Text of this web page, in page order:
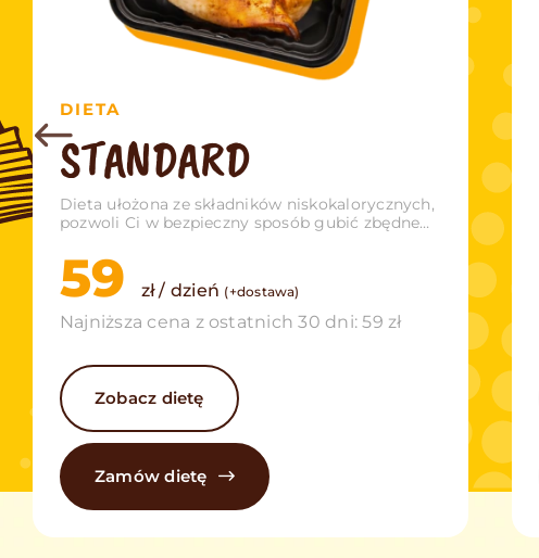
DIETA
STANDARD
Dieta ułożona ze składników niskokalorycznych,
pozwoli Ci w bezpieczny sposób gubić zbędne
59 zł / dzień (+dostawa)
Najniższa cena z ostatnich 30 dni: 59 zł
Zobacz dietę
Zamów dietę